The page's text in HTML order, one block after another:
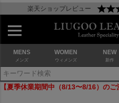
楽天ショップレビュー
MENS
メンズ
WOMEN
ウィメンズ
NEW
新作
【夏季休業期間中（8/13〜8/16）のご